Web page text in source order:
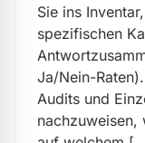
Sie ins
spezifischen
Ja/Nein-
Audits und
nachzuweisen,